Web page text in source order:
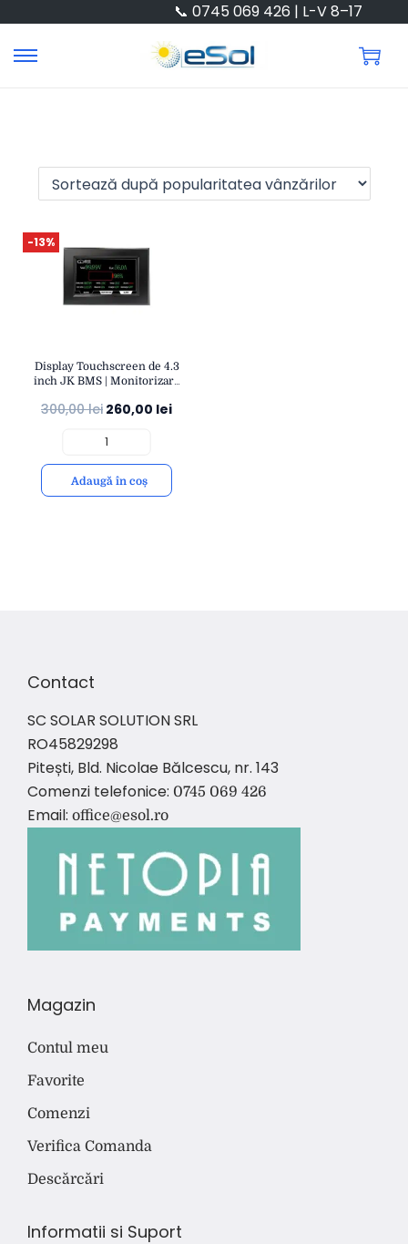
📞 0745 069 426 | L-V 8–17
-13%
Display Touchscreen de 4.3
inch JK BMS | Monitorizare
Temperatură | Instalare
300,00lei 260,00 lei
Adaugă în coș
Contact
SC SOLAR SOLUTION SRL
RO45829298
Pitești, Bld. Nicolae Bălcescu, nr. 143
Comenzi telefonice: 0745 069 426
Email: office@esol.ro
Magazin
Contul meu
Favorite
Comenzi
Verifica Comanda
Descărcări
Informatii si Suport